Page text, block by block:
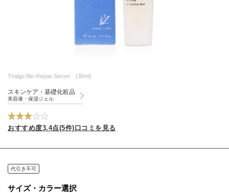
Thalgo Bio-Repair Serum (30ml)
スキンケア・基礎化粧品
美容液・保湿ジェル
おすすめ度3.4点(5件)口コミを見る
代引き不可
サイズ・カラー選択